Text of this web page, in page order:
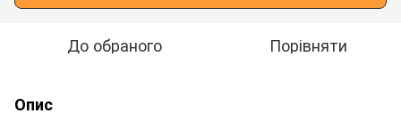
До обраного Порівняти
Опис